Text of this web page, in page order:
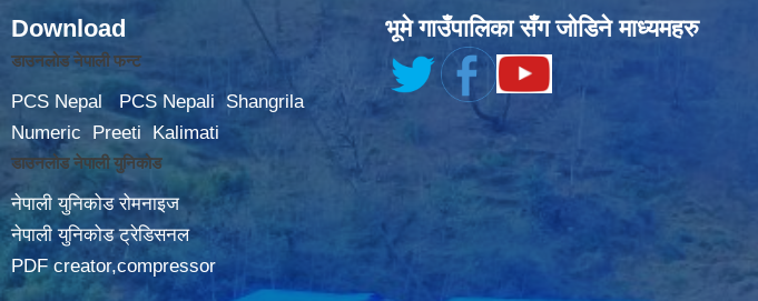
Download
डाउनलोड नेपाली फन्ट
PCS Nepal PCS Nepali
Shangrila
Numeric
Preeti Kalimati
डाउनलोड नेपाली युनिकोड
नेपाली युनिकोड रोमनाइज
नेपाली युनिकोड ट्रेडिसनल
PDF creator,compressor
भूमे गाउँपालिका सँग जोडिने माध्यमहरु